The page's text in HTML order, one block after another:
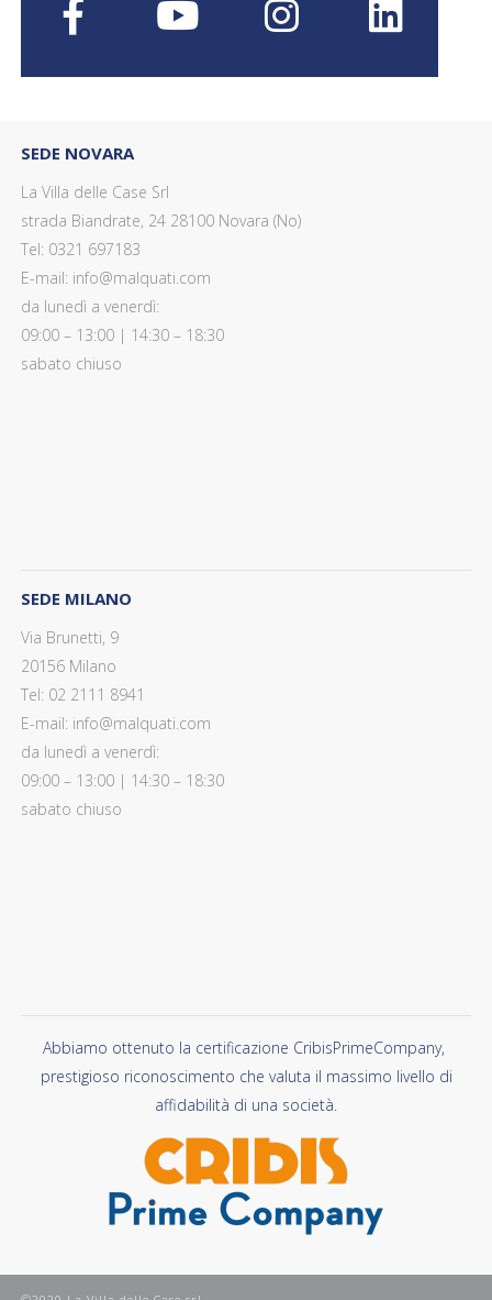
SEDE NOVARA
La Villa delle Case Srl
strada Biandrate, 24 28100 Novara (No)
Tel: 0321 697183
E-mail: info@malquati.com
da lunedì a venerdì:
09:00 – 13:00 | 14:30 – 18:30
sabato chiuso
SEDE MILANO
Via Brunetti, 9
20156 Milano
Tel: 02 2111 8941
E-mail: info@malquati.com
da lunedì a venerdì:
09:00 – 13:00 | 14:30 – 18:30
sabato chiuso
Abbiamo ottenuto la certificazione CribisPrimeCompany,
prestigioso riconoscimento che valuta il massimo livello di
affidabilità di una società.